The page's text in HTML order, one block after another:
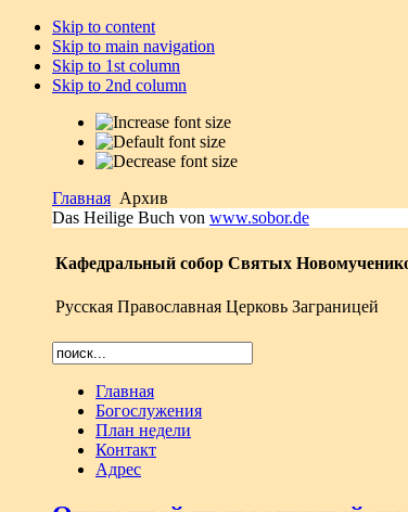
Skip to content
Skip to main navigation
Skip to 1st column
Skip to 2nd column
Главная Архив
Das Heilige Buch von www.sobor.de
Кафедральный собор Святых
Русская Православная Церковь Заграницей
Главная
Богослужения
План недели
Контакт
Адрес